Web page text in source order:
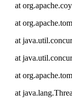
at
at
at
at
at
at